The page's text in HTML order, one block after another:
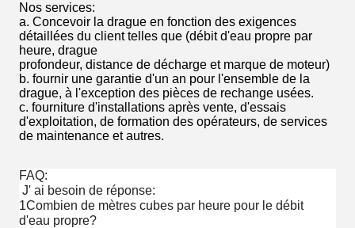
Nos services:
a. Concevoir la drague en fonction des exigences
détaillées du client telles que (débit d'eau propre par
heure, drague
profondeur, distance de décharge et marque de moteur)
b. fournir une garantie d'un an pour l'ensemble de la
drague, à l'exception des pièces de rechange usées.
c. fourniture d'installations après vente, d'essais
d'exploitation, de formation des opérateurs, de services
de maintenance et autres.
FAQ:
J' ai besoin de réponse:
1Combien de mètres cubes par heure pour le débit
d'eau propre?